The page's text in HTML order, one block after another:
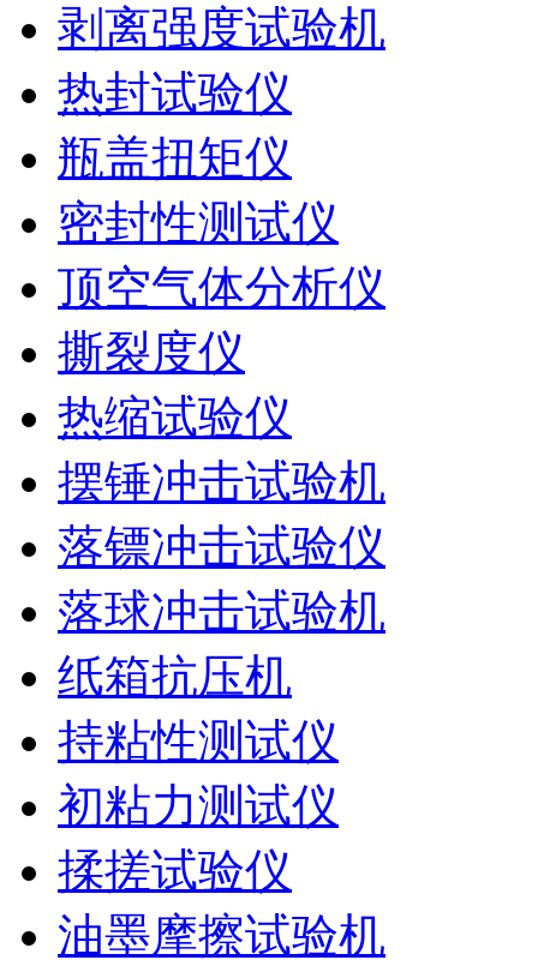
剥离强度试验机
热封试验仪
瓶盖扭矩仪
密封性测试仪
顶空气体分析仪
撕裂度仪
热缩试验仪
摆锤冲击试验机
落镖冲击试验仪
落球冲击试验机
纸箱抗压机
持粘性测试仪
初粘力测试仪
揉搓试验仪
油墨摩擦试验机